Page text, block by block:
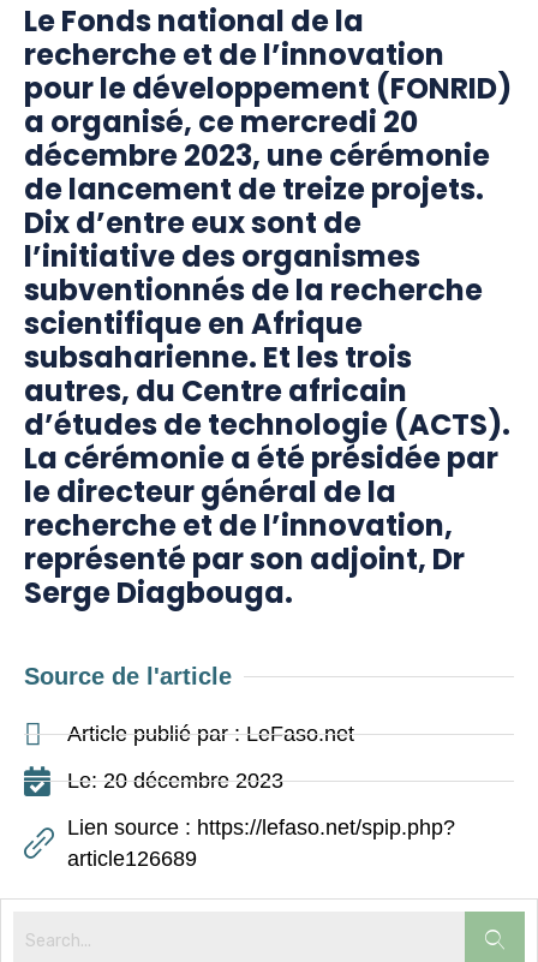
Le Fonds national de la
recherche et de l’innovation
pour le développement (FONRID)
a organisé, ce mercredi 20
décembre 2023, une cérémonie
de lancement de treize projets.
Dix d’entre eux sont de
l’initiative des organismes
subventionnés de la recherche
scientifique en Afrique
subsaharienne. Et les trois
autres, du Centre africain
d’études de technologie (ACTS).
La cérémonie a été présidée par
le directeur général de la
recherche et de l’innovation,
représenté par son adjoint, Dr
Serge Diagbouga.
Source de l'article
Article publié par : LeFaso.net
Le: 20 décembre 2023
Lien source : https://lefaso.net/spip.php?
article126689